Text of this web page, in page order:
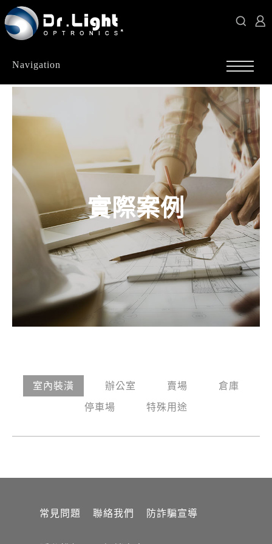
Navigation
實際案例
室內裝潢 辦公室 賣場 倉庫
停車場 特殊用途
常見問題 聯絡我們 防詐騙宣導